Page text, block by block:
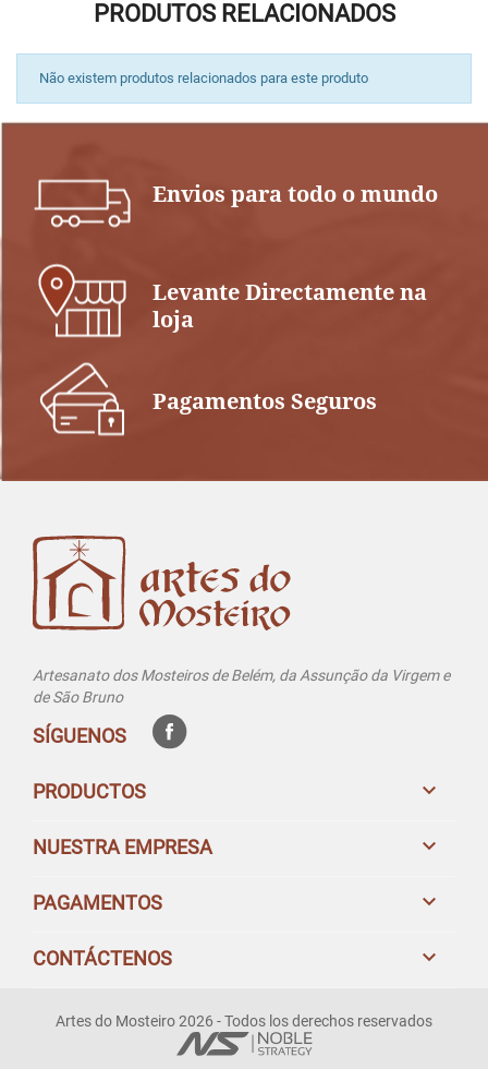
PRODUTOS RELACIONADOS
Não existem produtos relacionados para este produto
Envios para todo o mundo
Levante Directamente na
loja
Pagamentos Seguros
Artesanato dos Mosteiros de Belém, da Assunção da Virgem e
de São Bruno
SÍGUENOS
PRODUCTOS 
NUESTRA EMPRESA 
PAGAMENTOS 
CONTÁCTENOS 
Artes do Mosteiro 2026 - Todos los derechos reservados